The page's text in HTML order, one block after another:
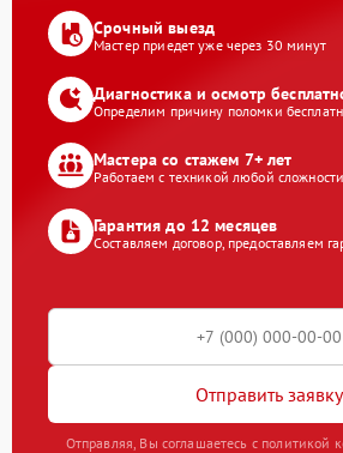
Срочный выезд
Мастер приедет уже через 30 минут
Диагностика и осмотр
Определим причину поломки
Мастера со стажем 7+ лет
Работаем с техникой любой сложности
Гарантия до 12 месяцев
Составляем договор, предоставляем
Отправить заявку
Отправляя, Вы соглашаетесь с политикой